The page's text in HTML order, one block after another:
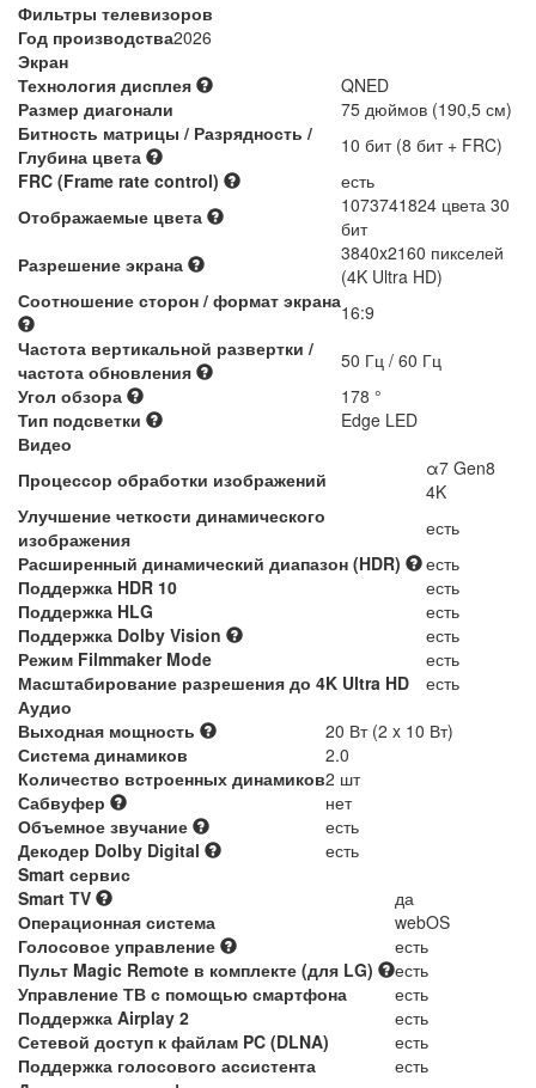
Фильтры телевизоров
Год производства2026
Экран
Технология дисплея
QNED
Размер диагонали
75 дюймов (190,5 см)
Битность матрицы / Разрядность /
Глубина цвета
10 бит (8 бит + FRC)
FRC (Frame rate control)
есть
Отображаемые цвета
1073741824 цвета 30
бит
Разрешение экрана
3840x2160 пикселей
(4K Ultra HD)
Соотношение сторон / формат экрана16:9
Частота вертикальной развертки /
частота обновления
50 Гц / 60 Гц
Угол обзора
178 °
Тип подсветки
Edge LED
Видео
Процессор обработки изображений
α7 Gen8
4K
Улучшение четкости динамического
изображения
есть
Расширенный динамический диапазон (HDR)
есть
Поддержка HDR 10
есть
Поддержка HLG
есть
Поддержка Dolby Vision
есть
Режим Filmmaker Mode
есть
Масштабирование разрешения до 4K Ultra HD
есть
Аудио
Выходная мощность
20 Вт (2 x 10 Вт)
Система динамиков
2.0
Количество встроенных динамиков2 шт
Сабвуфер
нет
Объемное звучание
есть
Декодер Dolby Digital
есть
Smart сервис
Smart TV
да
Операционная система
webOS
Голосовое управление
есть
Пульт Magic Remote в комплекте (для LG)
есть
Управление ТВ с помощью смартфона
есть
Поддержка Airplay 2
есть
Сетевой доступ к файлам PC (DLNA)
есть
Поддержка голосового ассистента
есть